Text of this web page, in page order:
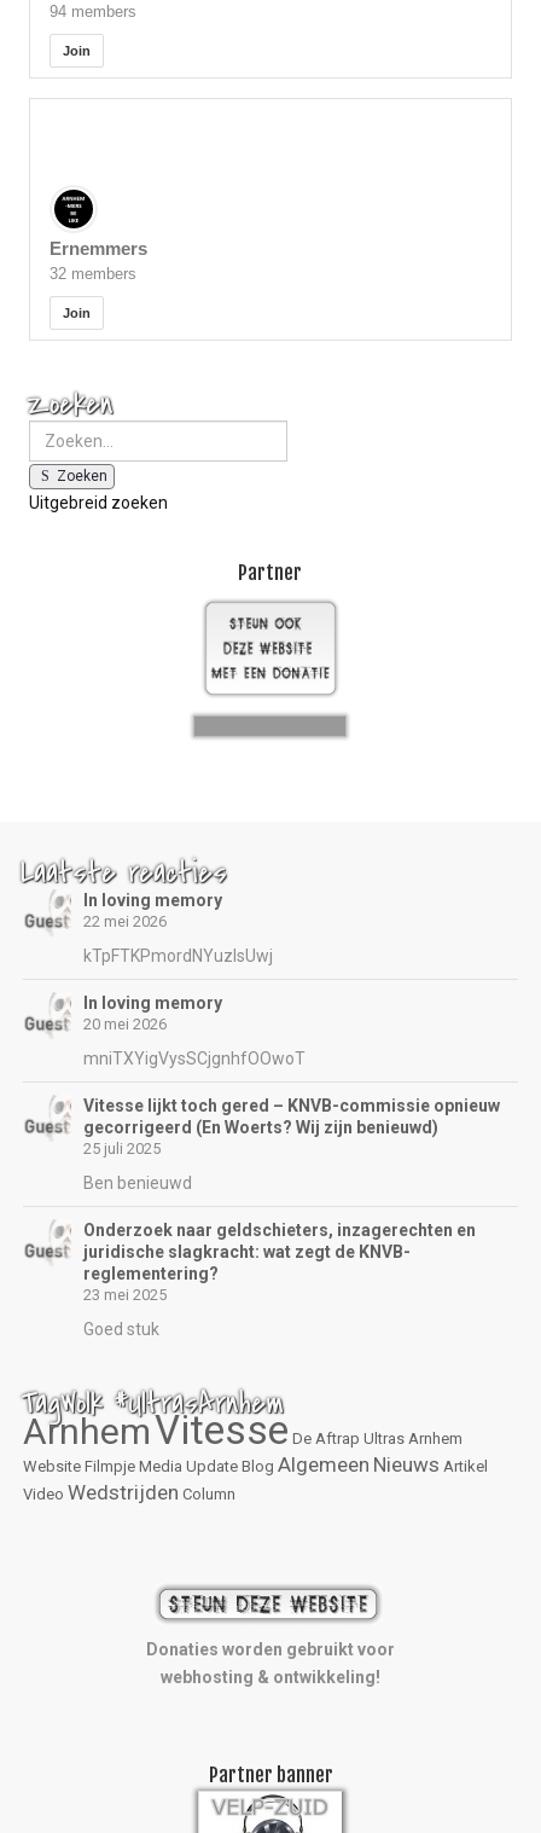
94 members
Join
Ernemmers
32 members
Join
Zoeken
Zoeken
Uitgebreid zoeken
Partner
Laatste reacties
In loving memory
22 mei 2026
kTpFTKPmordNYuzIsUwj
In loving memory
20 mei 2026
mniTXYigVysSCjgnhfOOwoT
Vitesse lijkt toch gered – KNVB-commissie opnieuw
gecorrigeerd (En Woerts? Wij zijn benieuwd)
25 juli 2025
Ben benieuwd
Onderzoek naar geldschieters, inzagerechten en
juridische slagkracht: wat zegt de KNVB-
reglementering?
23 mei 2025
Goed stuk
TagWolk #UltrasArnhem
ArnhemVitesse De Aftrap Ultras Arnhem
Website Filmpje Media Update Blog Algemeen Nieuws Artikel
Video Wedstrijden Column
Donaties worden gebruikt voor
webhosting & ontwikkeling!
Partner banner